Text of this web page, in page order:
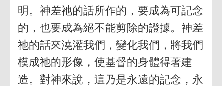
明。神差祂的話所作的，要成為可記念
的，也要成為絕不能剪除的證據。神差
祂的話來澆灌我們，變化我們，將我們
模成祂的形像，使基督的身體得著建
造。對神來說，這乃是永遠的記念，永